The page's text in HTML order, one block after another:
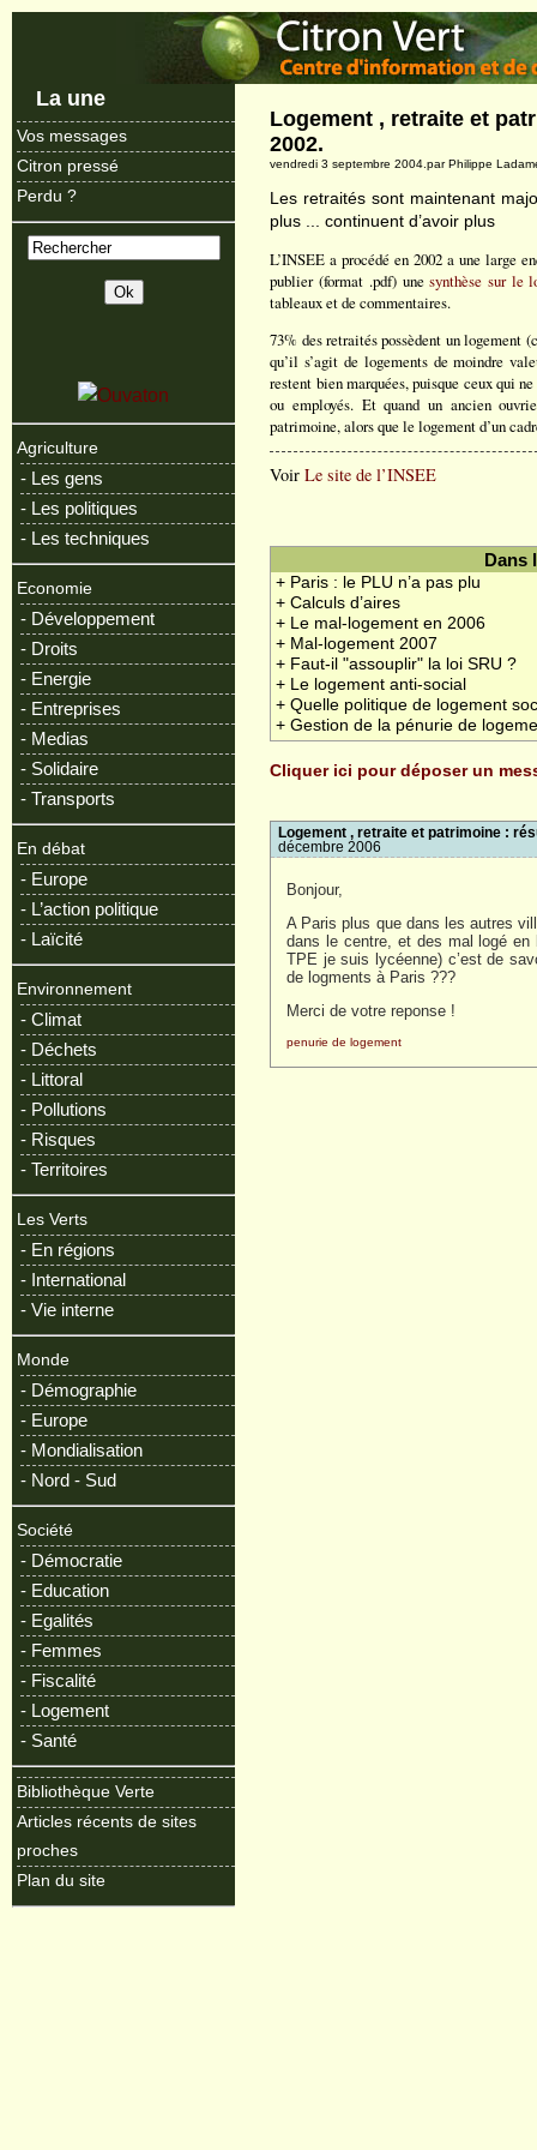
La une
Vos messages
Citron pressé
Perdu ?
Agriculture
- Les gens
- Les politiques
- Les techniques
Economie
- Développement
- Droits
- Energie
- Entreprises
- Medias
- Solidaire
- Transports
En débat
- Europe
- L’action politique
- Laïcité
Environnement
- Climat
- Déchets
- Littoral
- Pollutions
- Risques
- Territoires
Les Verts
- En régions
- International
- Vie interne
Monde
- Démographie
- Europe
- Mondialisation
- Nord - Sud
Société
- Démocratie
- Education
- Egalités
- Femmes
- Fiscalité
- Logement
- Santé
Bibliothèque Verte
Articles récents de sites
proches
Plan du site
Logement , retraite et
2002.
vendredi 3 septembre 2004.par Philippe
Les retraités sont maintenant
plus ... continuent d’avoir plus
L’INSEE a procédé en 2002 a une large
publier (format .pdf) unesynthèse sur le
tableaux et de commentaires.
73% des retraités possèdent un logement
qu’il s’agit de logements de moindre
restent bien marquées, puisque ceux qui
ou employés. Et quand un ancien
patrimoine, alors que le logement d’un
VoirLe site de l’INSEE
Dans
+ Paris : le PLU n’a pas plu
+ Calculs d’aires
+ Le mal-logement en 2006
+ Mal-logement 2007
+ Faut-il "assouplir" la loi SRU ?
+ Le logement anti-social
+ Quelle politique de logement
+ Gestion de la pénurie de
Cliquer ici pour déposer un
Logement , retraite et patrimoine :
décembre 2006
Bonjour,
A Paris plus que dans les autres
dans le centre, et des mal logé en
TPE je suis lycéenne) c’est de
de logments à Paris ???
Merci de votre reponse !
penurie de logement